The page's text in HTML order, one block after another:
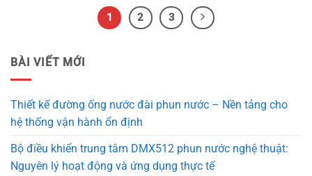
1 2 3
BÀI VIẾT MỚI
Thiết kế đường ống nước đài phun nước – Nền tảng cho
hệ thống vận hành ổn định
Bộ điều khiển trung tâm DMX512 phun nước nghệ thuật:
Nguyên lý hoạt động và ứng dụng thực tế